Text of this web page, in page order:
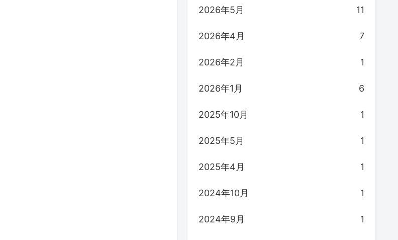
2026年5月 11
2026年4月 7
2026年2月 1
2026年1月 6
2025年10月 1
2025年5月 1
2025年4月 1
2024年10月 1
2024年9月 1